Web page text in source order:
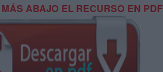
ABAJO EL RECURSO EN PDF